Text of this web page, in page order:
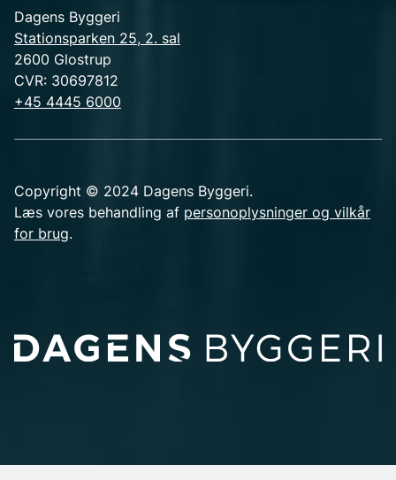
Dagens Byggeri
Stationsparken 25, 2. sal
2600 Glostrup
CVR: 30697812
+45 4445 6000
Copyright © 2024 Dagens Byggeri.
Læs vores behandling af personoplysninger og vilkår
for brug.